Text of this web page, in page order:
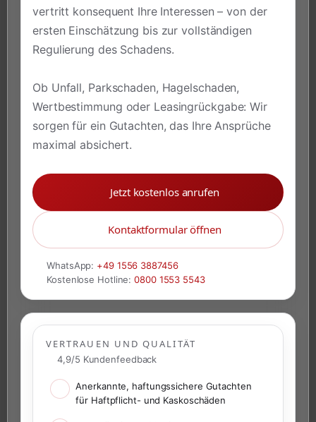
vertritt konsequent Ihre Interessen – von der
ersten Einschätzung bis zur vollständigen
Regulierung des Schadens.
Ob Unfall, Parkschaden, Hagelschaden,
Wertbestimmung oder Leasingrückgabe: Wir
sorgen für ein Gutachten, das Ihre Ansprüche
maximal absichert.
Jetzt kostenlos anrufen
Kontaktformular öffnen
WhatsApp: +49 1556 3887456
Kostenlose Hotline:0800 1553 5543
VERTRAUEN UND QUALITÄT
4,9/5 Kundenfeedback
Anerkannte, haftungssichere Gutachten
für Haftpflicht- und Kaskoschäden